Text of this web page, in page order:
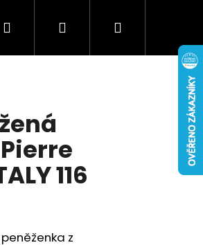
Hledat PřihlášeníNákupní
116
z